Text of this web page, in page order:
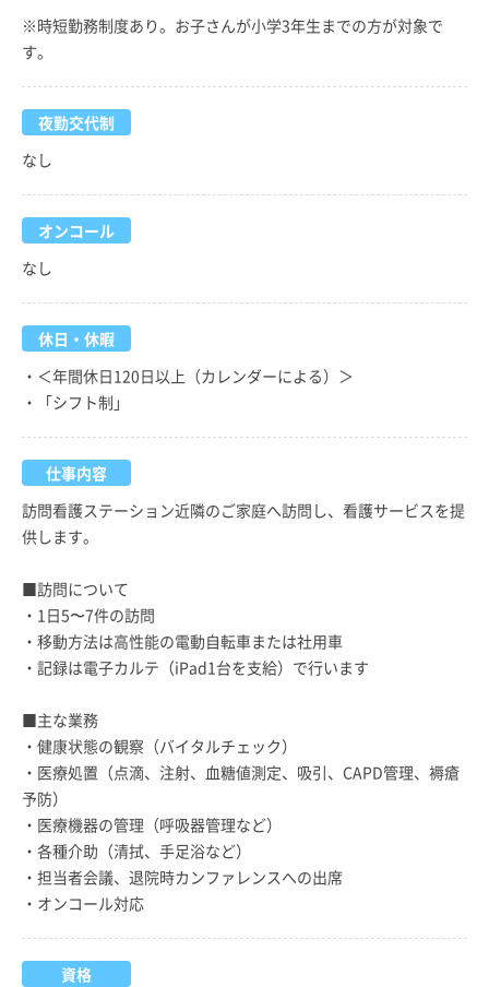
※時短勤務制度あり。お子さんが小学3年生までの方が対象で
す。
夜勤交代制
なし
オンコール
なし
休日・休暇
・＜年間休日120日以上（カレンダーによる）＞
・「シフト制」
仕事内容
訪問看護ステーション近隣のご家庭へ訪問し、看護サービスを提
供します。
■訪問について
・1日5〜7件の訪問
・移動方法は高性能の電動自転車または社用車
・記録は電子カルテ（iPad1台を支給）で行います
■主な業務
・健康状態の観察（バイタルチェック）
・医療処置（点滴、注射、血糖値測定、吸引、CAPD管理、褥瘡
予防）
・医療機器の管理（呼吸器管理など）
・各種介助（清拭、手足浴など）
・担当者会議、退院時カンファレンスへの出席
・オンコール対応
資格